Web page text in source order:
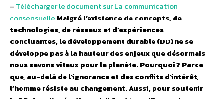
– Télécharger le document sur La communication
consensuelle Malgré l’existence de concepts, de
technologies, de réseaux et d’expériences
concluantes, le développement durable (DD) ne se
développe pas à la hauteur des enjeux que désormais
nous savons vitaux pour la planète. Pourquoi ? Parce
que, au-delà de l’ignorance et des conflits d’intérêt,
l’homme résiste au changement. Aussi, pour soutenir